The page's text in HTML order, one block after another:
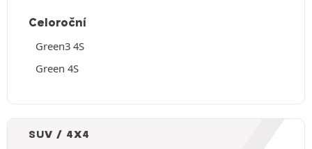
Celoroční
Green3 4S
Green 4S
SUV / 4X4